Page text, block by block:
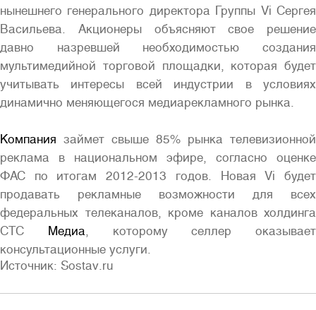
нынешнего генерального директора Группы Vi Сергея
Васильева. Акционеры объясняют свое решение
давно назревшей необходимостью создания
мультимедийной торговой площадки, которая будет
учитывать интересы всей индустрии в условиях
динамично меняющегося медиарекламного рынка.
Компания займет свыше 85% рынка телевизионной
реклама в национальном эфире, согласно оценке
ФАС по итогам 2012-2013 годов. Новая Vi будет
продавать рекламные возможности для всех
федеральных телеканалов, кроме каналов холдинга
СТС
Медиа, которому селлер оказывает
консультационные услуги.
Источник: Sostav.ru